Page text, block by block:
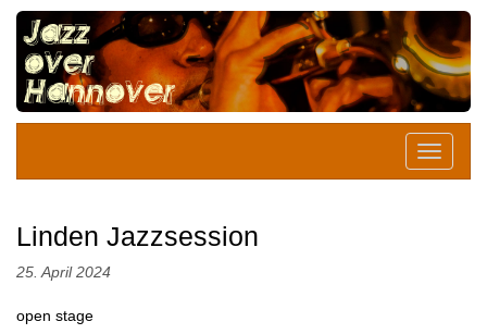
Linden Jazzsession
25. April 2024
open stage